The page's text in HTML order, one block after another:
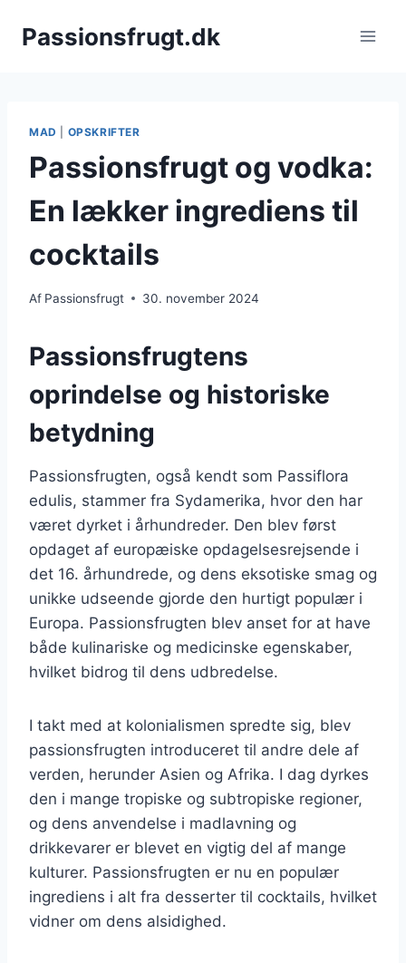
Passionsfrugt.dk
MAD OPSKRIFTER
Passionsfrugt og vodka:
En lækker ingrediens til
cocktails
Af Passionsfrugt 30. november 2024
Passionsfrugtens
oprindelse og historiske
betydning
Passionsfrugten, også kendt som Passiflora
edulis, stammer fra Sydamerika, hvor den har
været dyrket i århundreder. Den blev først
opdaget af europæiske opdagelsesrejsende i
det 16. århundrede, og dens eksotiske smag og
unikke udseende gjorde den hurtigt populær i
Europa. Passionsfrugten blev anset for at have
både kulinariske og medicinske egenskaber,
hvilket bidrog til dens udbredelse.
I takt med at kolonialismen spredte sig, blev
passionsfrugten introduceret til andre dele af
verden, herunder Asien og Afrika. I dag dyrkes
den i mange tropiske og subtropiske regioner,
og dens anvendelse i madlavning og
drikkevarer er blevet en vigtig del af mange
kulturer. Passionsfrugten er nu en populær
ingrediens i alt fra desserter til cocktails, hvilket
vidner om dens alsidighed.